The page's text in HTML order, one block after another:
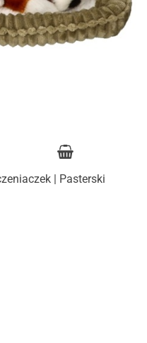
| Pasterski